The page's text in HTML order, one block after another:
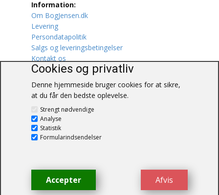
Lystfiskeri
Mad
Musik
Mytologi / Sagn / Sagaer
Naturen
Oldtidskundskab
Information:
Om BogJensen.dk
Levering
Persondatapolitik
Salgs og leveringsbetingelser
Kontakt os
Blåkærvej 25
6052 Viuf
Tlf.:60703190
© BogJensen.dk – Alle rettigheder
forbeholdes.
Cookies og privatliv
Denne hjemmeside bruger cookies for at sikre,
at du får den bedste oplevelse.
Strengt nødvendige
Analyse
Statistik
Formularindsendelser
Afvis
Accepter